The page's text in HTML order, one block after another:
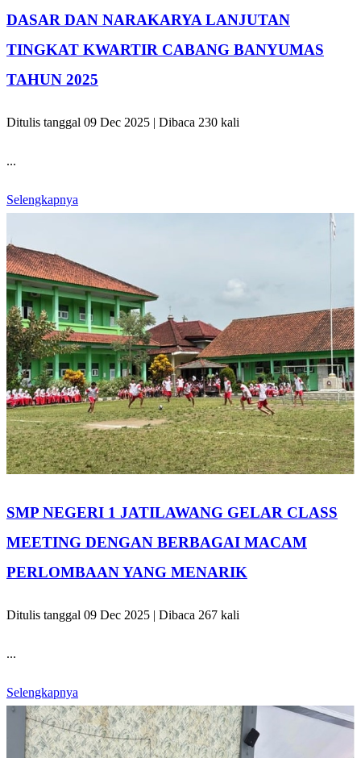
DASAR DAN NARAKARYA LANJUTAN
TINGKAT KWARTIR CABANG BANYUMAS
TAHUN 2025
Ditulis tanggal 09 Dec 2025 | Dibaca 230 kali
...
Selengkapnya
SMP NEGERI 1 JATILAWANG GELAR CLASS
MEETING DENGAN BERBAGAI MACAM
PERLOMBAAN YANG MENARIK
Ditulis tanggal 09 Dec 2025 | Dibaca 267 kali
...
Selengkapnya